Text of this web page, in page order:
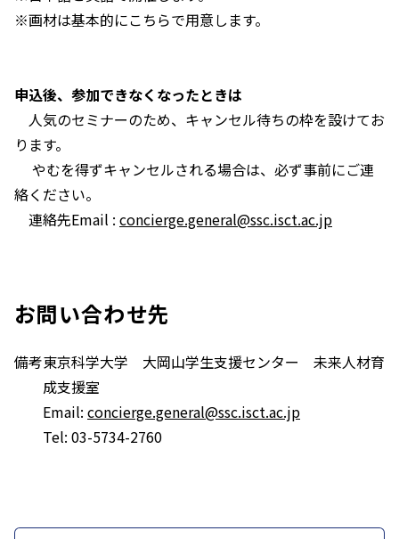
※画材は基本的にこちらで用意します。
申込後、参加できなくなったときは
人気のセミナーのため、キャンセル待ちの枠を設けてお
ります。
やむを得ずキャンセルされる場合は、必ず事前にご連
絡ください。
連絡先Email : concierge.general@ssc.isct.ac.jp
お問い合わせ先
備考東京科学大学 大岡山学生支援センター 未来人材育
成支援室
Email: concierge.general@ssc.isct.ac.jp
Tel: 03-5734-2760